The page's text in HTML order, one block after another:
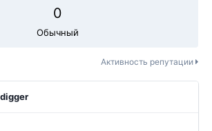
0
Обычный
Активность репутации